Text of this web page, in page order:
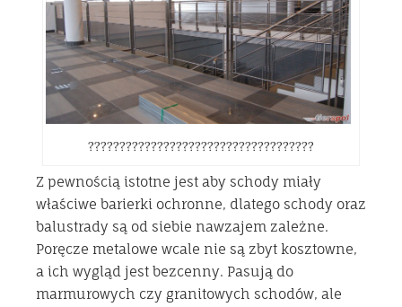
????????????????????????????????????
Z pewnością istotne jest aby schody miały
właściwe barierki ochronne, dlatego schody oraz
balustrady są od siebie nawzajem zależne.
Poręcze metalowe wcale nie są zbyt kosztowne,
a ich wygląd jest bezcenny. Pasują do
marmurowych czy granitowych schodów, ale